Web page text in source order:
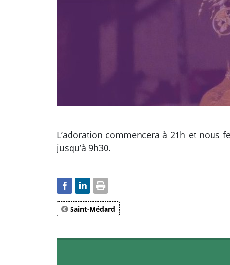
L’adoration commencera à 21h et nous
jusqu’à 9h30.
Saint-Médard